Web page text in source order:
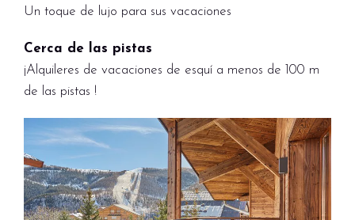
Un toque de lujo para sus vacaciones
Cerca de las pistas
¡Alquileres de vacaciones de esquí a menos de 100 m
de las pistas !